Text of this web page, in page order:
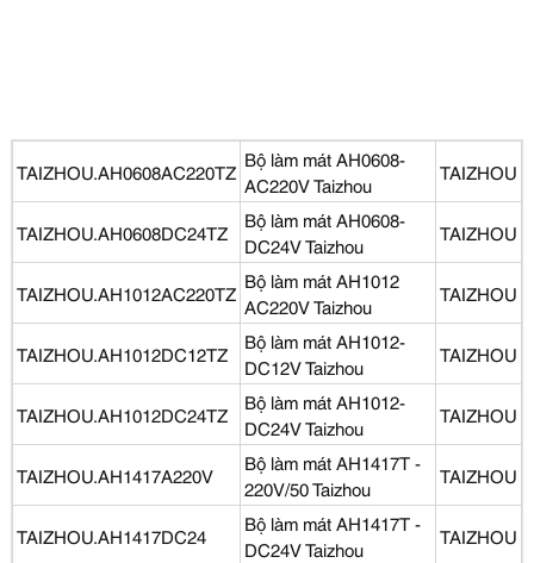
TAIZHOU.AH0608AC220TZ Bộ làm mát AH0608-
AC220V Taizhou
TAIZHOU
TAIZHOU.AH0608DC24TZ
Bộ làm mát AH0608-
DC24V Taizhou
TAIZHOU
TAIZHOU.AH1012AC220TZ Bộ làm mát AH1012
AC220V Taizhou
TAIZHOU
TAIZHOU.AH1012DC12TZ
Bộ làm mát AH1012-
DC12V Taizhou
TAIZHOU
TAIZHOU.AH1012DC24TZ
Bộ làm mát AH1012-
DC24V Taizhou
TAIZHOU
TAIZHOU.AH1417A220V
Bộ làm mát AH1417T -
220V/50 Taizhou
TAIZHOU
TAIZHOU.AH1417DC24
Bộ làm mát AH1417T -
DC24V Taizhou
TAIZHOU